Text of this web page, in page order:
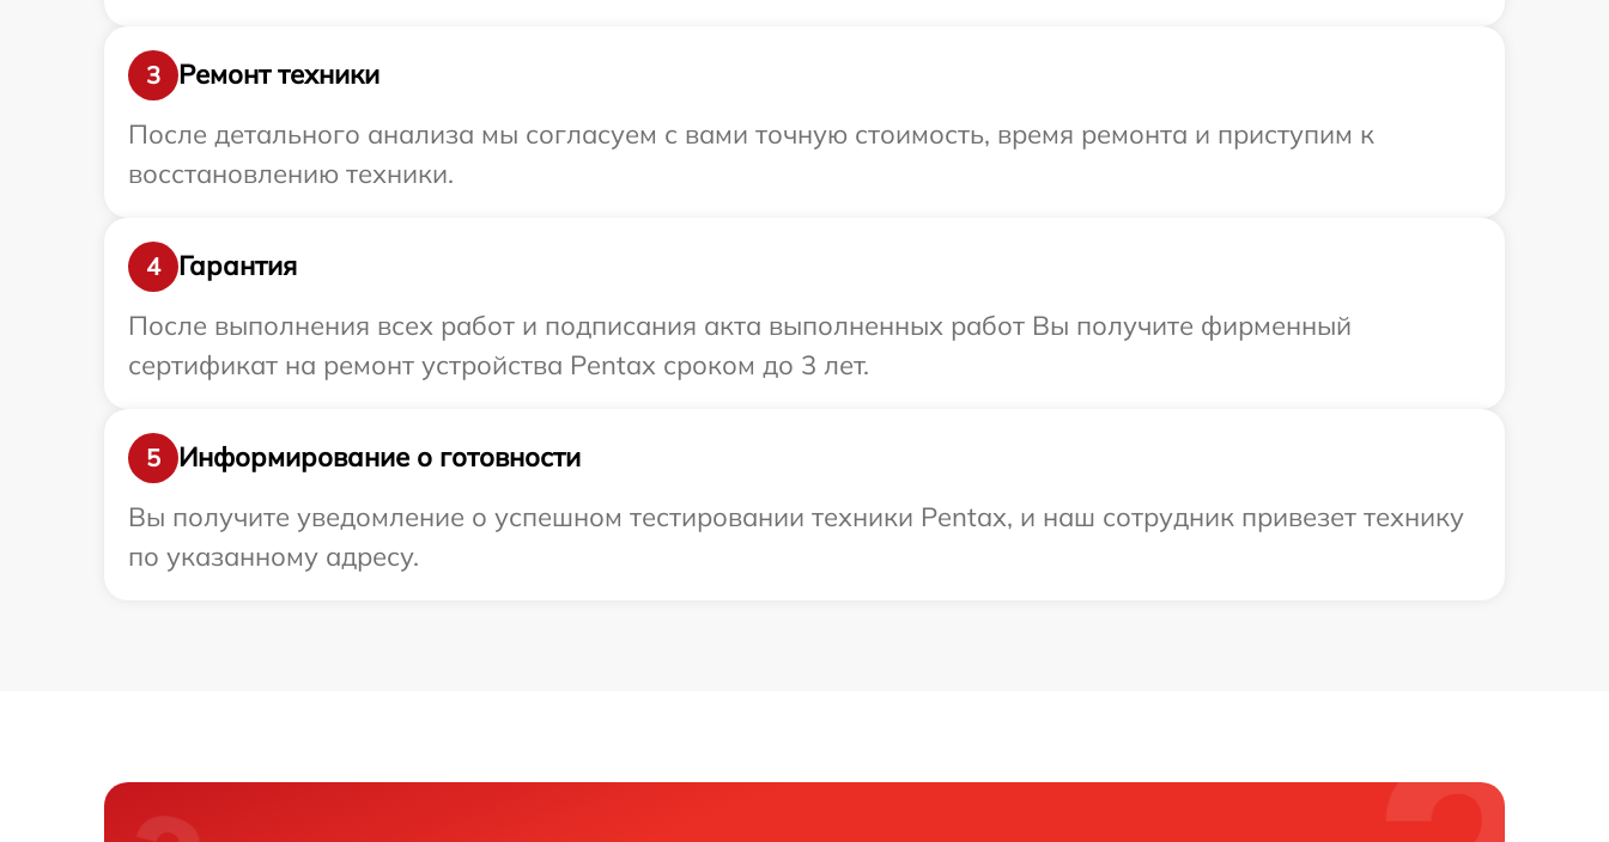
3
Ремонт техники
После детального анализа мы согласуем с вами точную стоимость, время ремонта и приступим к
восстановлению техники.
4
Гарантия
После выполнения всех работ и подписания акта выполненных работ Вы получите фирменный
сертификат на ремонт устройства Pentax сроком до 3 лет.
5
Информирование о готовности
Вы получите уведомление о успешном тестировании техники Pentax, и наш сотрудник привезет технику
по указанному адресу.